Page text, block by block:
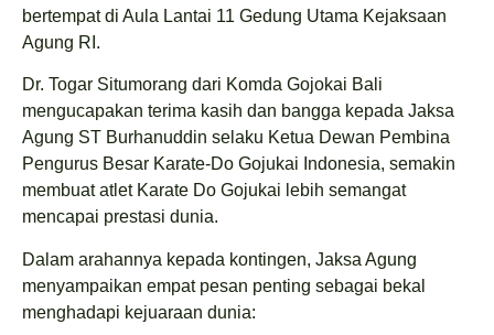
bertempat di Aula Lantai 11 Gedung Utama Kejaksaan
Agung RI.
Dr. Togar Situmorang dari Komda Gojokai Bali
mengucapakan terima kasih dan bangga kepada Jaksa
Agung ST Burhanuddin selaku Ketua Dewan Pembina
Pengurus Besar Karate-Do Gojukai Indonesia, semakin
membuat atlet Karate Do Gojukai lebih semangat
mencapai prestasi dunia.
Dalam arahannya kepada kontingen, Jaksa Agung
menyampaikan empat pesan penting sebagai bekal
menghadapi kejuaraan dunia: